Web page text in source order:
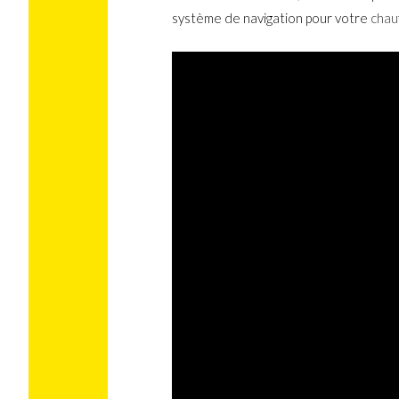
système de navigation pour votre